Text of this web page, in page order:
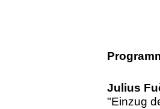
Julius
"Einzug